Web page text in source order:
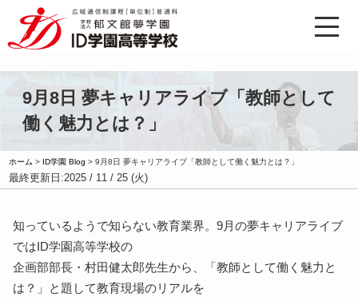
9月8日 夢キャリアライブ「教師として
働く魅力とは？」
ホーム > ID学園 Blog >9月8日 夢キャリアライブ「教師として働く魅力とは？」
最終更新日:2025 / 11 / 25 (火)
知っているようで知らない教育業界。9月の夢キャリアライブ
ではID学園高等学校の
企画部部長・村田健太郎先生から、「教師として働く魅力と
は？」と題して教育現場のリアルを